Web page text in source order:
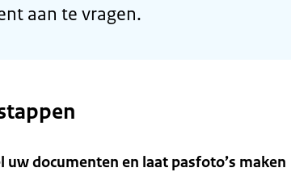
aan te vragen.
uw documenten en laat pasfoto’s maken